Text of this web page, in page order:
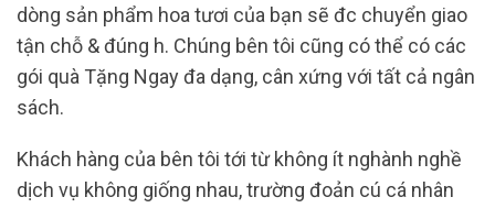
dòng sản phẩm hoa tươi của bạn sẽ đc chuyển giao
tận chỗ & đúng h. Chúng bên tôi cũng có thể có các
gói quà Tặng Ngay đa dạng, cân xứng với tất cả ngân
sách.
Khách hàng của bên tôi tới từ không ít nghành nghề
dịch vụ không giống nhau, trường đoản cú cá nhân